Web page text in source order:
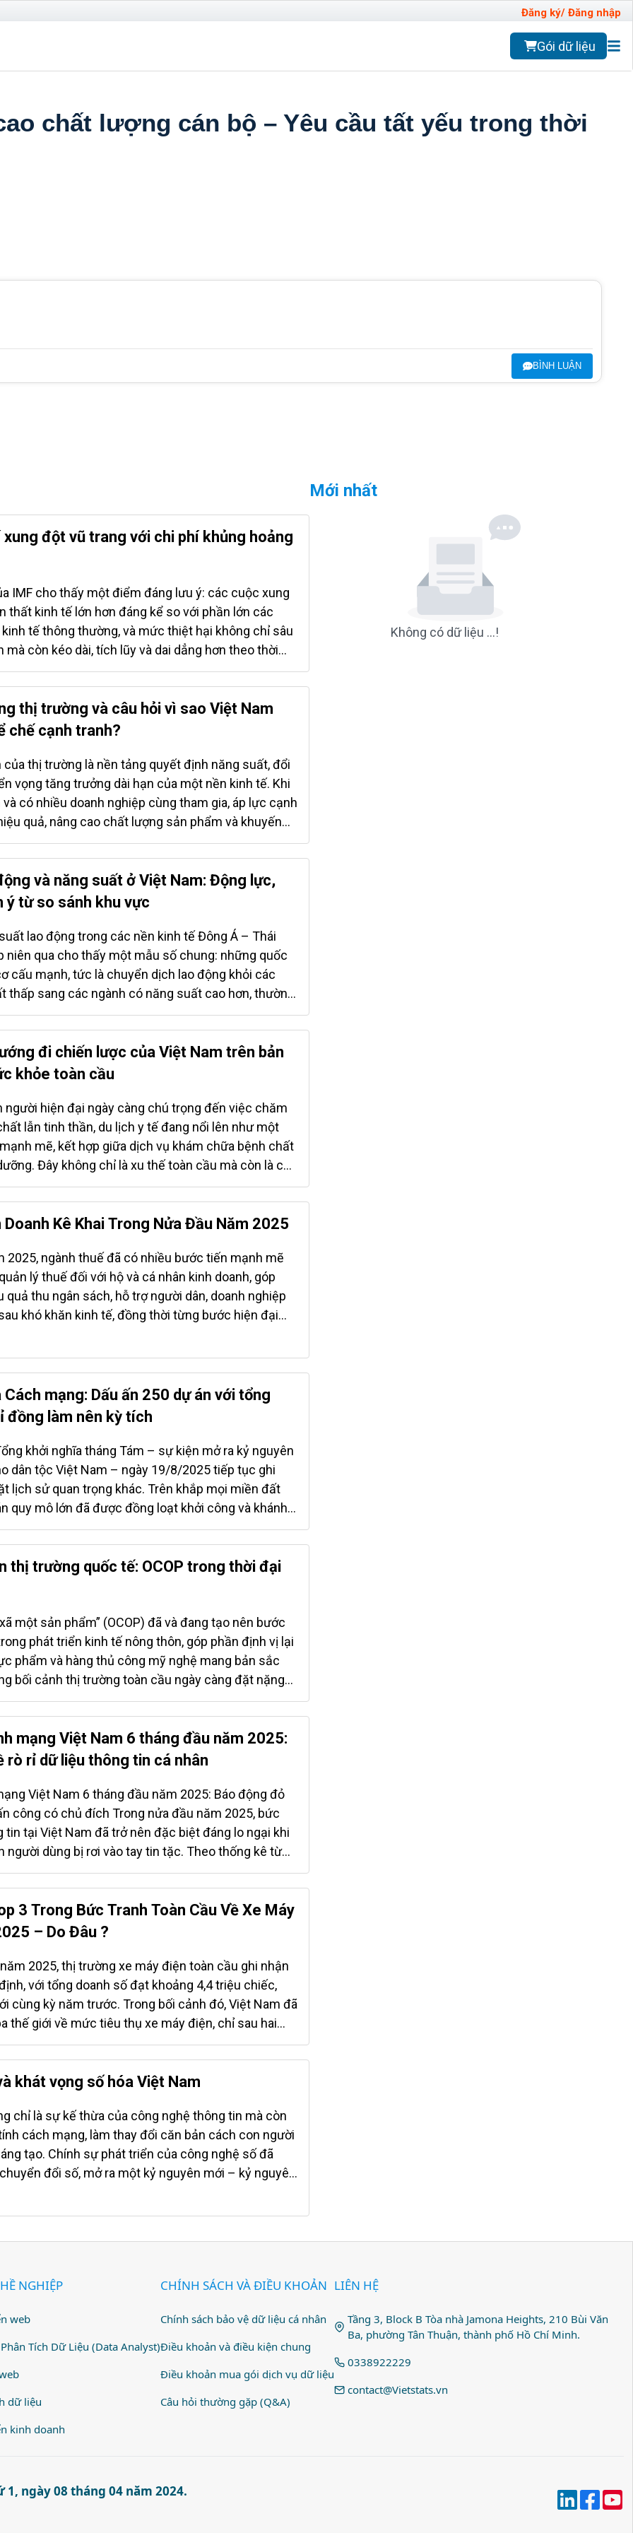
Đăng ký/ Đăng nhập
Gói dữ liệu
chất lượng cán bộ – Yêu cầu tất yếu trong thời
BÌNH LUẬN
xung đột vũ trang với chi phí khủng hoảng
IMF cho thấy một điểm đáng lưu ý: các cuộc xung
thất kinh tế lớn hơn đáng kể so với phần lớn các
tế thông thường, và mức thiệt hại không chỉ sâu
mà còn kéo dài, tích lũy và dai dẳng hơn theo thời
lên sản lượng, xung đột làm GDP giảm khoảng
sau 3 năm và 6,66% sau 5 năm. Quỹ đạo này
xung đột không chỉ ở cú sốc ban đầu mà tiếp tục
xuất, đầu tư, thương mại và niềm tin kinh tế trong
là cú sốc cơ cấu, làm suy yếu nền tảng tăng
sánh với các cú sốc kinh tế khác, mức độ nghiêm
trang càng nổi bật. So với khủng hoảng ngân
gây thiệt hại lớn gần gấp đôi sau...
thị trường và câu hỏi vì sao Việt Nam
chế cạnh tranh?
thị trường là nền tảng quyết định năng suất, đổi
vọng tăng trưởng dài hạn của một nền kinh tế. Khi
có nhiều doanh nghiệp cùng tham gia, áp lực cạnh
quả, nâng cao chất lượng sản phẩm và khuyến
lại, khi thị trường bị tập trung vào một số ít nhóm
cơ độc quyền, méo mó phân bổ nguồn lực và trì
tăng, tạo ra những rào cản đối với phát triển bền
cáo Phát triển Thế giới (WDR 2024) mang đến một
tán doanh nghiệp, Việt Nam đang ở mức thấp
thu nhập trung bình và cách khá xa so với nhóm
quốc gia có môi trường cạnh tranh sâu rộng
quả này trái ngược với nhận thức phổ biến cho
và năng suất ở Việt Nam: Động lực,
ý từ so sánh khu vực
lao động trong các nền kinh tế Đông Á – Thái
niên qua cho thấy một mẫu số chung: những quốc
cấu mạnh, tức là chuyển dịch lao động khỏi các
thấp sang các ngành có năng suất cao hơn, thường
năng suất vượt trội. Việt Nam là một ví dụ tiêu
1991 – 2018 cho thấy tái cơ cấu đã đóng góp
suất của Việt Nam, với những động lực khác biệt
Việt Nam vào nhóm nền kinh tế dịch chuyển
tái cơ cấu. Việt Nam ghi nhận mức đóng góp rất
lao động sang các ngành phi nông nghiệp, đặc
nghiệp. Số liệu cho thấy khu vực dịch vụ đóng
trăm vào tăng năng suất, trong khi công nghiệp chế
phần...
đi chiến lược của Việt Nam trên bản
khỏe toàn cầu
người hiện đại ngày càng chú trọng đến việc chăm
lẫn tinh thần, du lịch y tế đang nổi lên như một
mẽ, kết hợp giữa dịch vụ khám chữa bệnh chất
Đây không chỉ là xu thế toàn cầu mà còn là cơ
trong đó có Việt Nam, khẳng định vị thế trên bản đồ
quốc tế. Tăng trưởng ấn tượng trên toàn cầu và tại
tổ chức nghiên cứu quốc tế, thị trường du lịch y tế
từ 15% đến 25% mỗi năm – minh chứng cho sức
hình kết hợp giữa y tế và nghỉ dưỡng. Trong bức
ấy, châu Á đang vươn lên trở thành trung tâm
ngành công nghiệp chăm sóc sức khỏe toàn cầu.
Kê Khai Trong Nửa Đầu Năm 2025
2025, ngành thuế đã có nhiều bước tiến mạnh mẽ
lý thuế đối với hộ và cá nhân kinh doanh, góp
quả thu ngân sách, hỗ trợ người dân, doanh nghiệp
khó khăn kinh tế, đồng thời từng bước hiện đại
Trong năm 2025, Cục Thuế đã chủ động phối
liên quan để rà soát, đóng góp ý kiến sửa đổi Luật
Thuế Thu nhập cá nhân, với mục tiêu từng bước bãi
truyền thống, thay thế bằng phương pháp quản
hợp với sự phát triển của khu vực kinh tế tư nhân.
cụ thể hóa các chủ trương phát triển kinh tế tư
quyết 68-NQ/TW, đồng thời giúp hộ kinh doanh
hơn,...
mạng: Dấu ấn 250 dự án với tổng
đồng làm nên kỳ tích
khởi nghĩa tháng Tám – sự kiện mở ra kỷ nguyên
dân tộc Việt Nam – ngày 19/8/2025 tiếp tục ghi
lịch sử quan trọng khác. Trên khắp mọi miền đất
quy mô lớn đã được đồng loạt khởi công và khánh
đầu tư lên tới 1,28 triệu tỉ đồng, tương đương hơn 50
là con số ấn tượng về quy mô vốn đầu tư, mà còn
pháo” của kỷ nguyên hiện đại hóa – công
tinh thần cách mạng trong thời bình, chuyển từ
triển hạ tầng 250 dự án được triển khai trải dài trên
gồm 89 dự án khánh thành và 161 dự án mới
đó có 8 dự án thuộc diện quan trọng cấp quốc gia.
lịch sử phát triển hiện đại của Việt...
thị trường quốc tế: OCOP trong thời đại
một sản phẩm” (OCOP) đã và đang tạo nên bước
phát triển kinh tế nông thôn, góp phần định vị lại
phẩm và hàng thủ công mỹ nghệ mang bản sắc
bối cảnh thị trường toàn cầu ngày càng đặt nặng
vững, việc gắn kết chương trình OCOP với các tiêu
(Environmental), xã hội (Social) và quản trị
trở thành yêu cầu tất yếu để các sản phẩm OCOP
địa phương đến thương hiệu quốc tế Tính đến
đó nhóm sản phẩm 4-5 sao – có tiềm năng xuất
Không ít sản phẩm đã ghi dấu trên bản đồ tiêu
phê Đắk Lắk, chè Shan Tuyết Hà Giang, nước mắm
mắm Lê Gia – thương hiệu mang câu chuyện hơn
ở Thanh Hóa. Điểm chung của những...
mạng Việt Nam 6 tháng đầu năm 2025:
rò rỉ dữ liệu thông tin cá nhân
Việt Nam 6 tháng đầu năm 2025: Báo động đỏ
công có chủ đích Trong nửa đầu năm 2025, bức
tin tại Việt Nam đã trở nên đặc biệt đáng lo ngại khi
người dùng bị rơi vào tay tin tặc. Theo thống kê từ
(VCS), hệ thống phân tích mối đe dọa Viettel
ghi nhận gần 8,5 triệu tài khoản người dùng Việt bị
1,7% tổng số tài khoản rò rỉ trên toàn cầu.
là phần lớn các tài khoản này có liên kết trực tiếp
tội phạm mạng xâm nhập sâu vào các hệ thống nội
dữ liệu, gián đoạn hoạt động kinh doanh, thậm chí
trọng về tài chính và uy tín. Không chỉ dừng lại ở
cá nhân, tin tặc còn đẩy mạnh hoạt động rao...
3 Trong Bức Tranh Toàn Cầu Về Xe Máy
– Do Đâu ?
2025, thị trường xe máy điện toàn cầu ghi nhận
với tổng doanh số đạt khoảng 4,4 triệu chiếc,
cùng kỳ năm trước. Trong bối cảnh đó, Việt Nam đã
thế giới về mức tiêu thụ xe máy điện, chỉ sau hai
là Trung Quốc và Ấn Độ. Việt Nam bùng nổ tiêu
số liệu của Motocycles Data, khoảng 209.000 xe
ra tại Việt Nam trong nửa đầu năm nay – mức
ngạc trong khi toàn thị trường toàn cầu chỉ ghi
Trung Quốc vẫn giữ vị trí dẫn đầu với hơn 3,2 triệu
với hơn 657.000 xe bán ra. Sự bùng nổ này tại Việt
bởi nhiều yếu tố: nhu cầu ngày càng cao từ người
khát vọng số hóa Việt Nam
chỉ là sự kế thừa của công nghệ thông tin mà còn
cách mạng, làm thay đổi căn bản cách con người
tạo. Chính sự phát triển của công nghệ số đã
đổi số, mở ra một kỷ nguyên mới – kỷ nguyên
góp phần đẩy nhanh ứng dụng công nghệ trong các
ngành công nghệ số đã ghi nhận tổng doanh thu
– tăng trưởng gần 21% so với cùng kỳ năm trước.
Mới nhất
Không có dữ liệu ...!
NGHIỆP
web
Tích Dữ Liệu (Data Analyst)
dữ liệu
kinh doanh
CHÍNH SÁCH VÀ ĐIỀU KHOẢN
Chính sách bảo vệ dữ liệu cá nhân
Điều khoản và điều kiện chung
Điều khoản mua gói dịch vụ dữ liệu
Câu hỏi thường gặp (Q&A)
LIÊN HỆ
Tầng 3, Block B Tòa nhà Jamona Heights, 210 Bùi Văn
Ba, phường Tân Thuận, thành phố Hồ Chí Minh.
0338922229
contact@Vietstats.vn
ngày 08 tháng 04 năm 2024.